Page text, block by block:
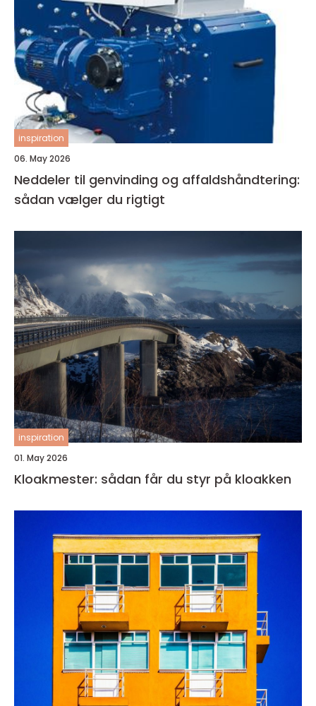
inspiration
06. May 2026
Neddeler til genvinding og affaldshåndtering:
sådan vælger du rigtigt
inspiration
01. May 2026
Kloakmester: sådan får du styr på kloakken